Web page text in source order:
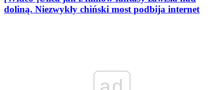
doliną. Niezwykły chiński most podbija internet